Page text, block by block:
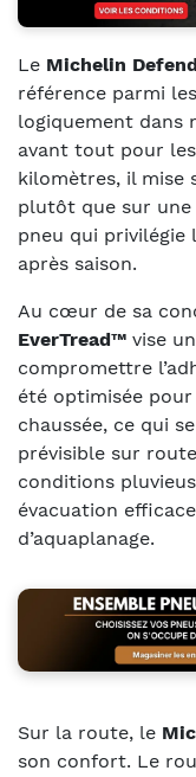
Le Michelin
référence parmi les
logiquement dans
avant tout pour
kilomètres, il mise
plutôt que sur une
pneu qui privilégie
après saison.
Au cœur de sa
EverTread™ vise
compromettre
été optimisée
chaussée, ce qui
prévisible sur
conditions
évacuation
d’aquaplanage.
Sur la route, le
son confort. Le